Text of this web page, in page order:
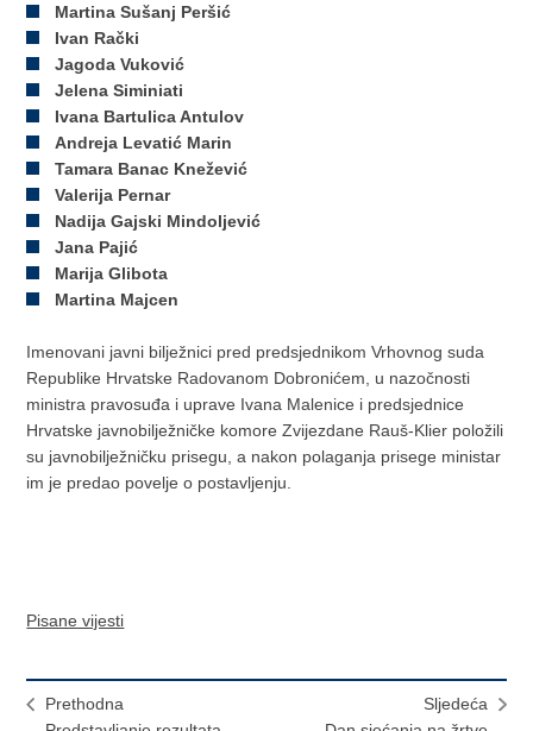
Martina Sušanj Peršić
Ivan Rački
Jagoda Vuković
Jelena Siminiati
Ivana Bartulica Antulov
Andreja Levatić Marin
Tamara Banac Knežević
Valerija Pernar
Nadija Gajski Mindoljević
Jana Pajić
Marija Glibota
Martina Majcen
Imenovani javni bilježnici pred predsjednikom Vrhovnog suda
Republike Hrvatske Radovanom Dobronićem, u nazočnosti
ministra pravosuđa i uprave Ivana Malenice i predsjednice
Hrvatske javnobilježničke komore Zvijezdane Rauš-Klier položili
su javnobilježničku prisegu, a nakon polaganja prisege ministar
im je predao povelje o postavljenju.
Pisane vijesti
Prethodna
Sljedeća